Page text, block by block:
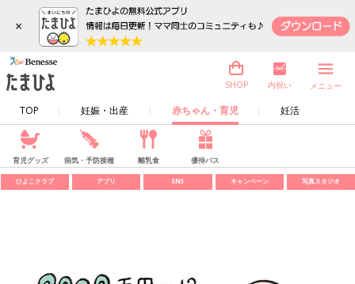
×
TOP 妊娠・出産 赤ちゃん・育児 妊活
SHOP 内祝い メニュー
育児グッズ 病気・予防接種 離乳食 優待パス
ひよこクラブ アプリ SNS キャンペーン 写真スタジオ